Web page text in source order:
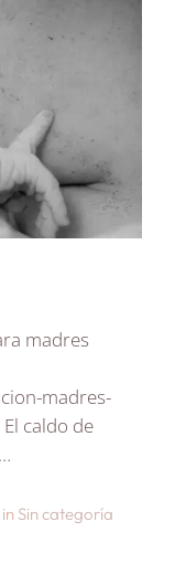
madres
madres-
caldo de
in Sin categoría